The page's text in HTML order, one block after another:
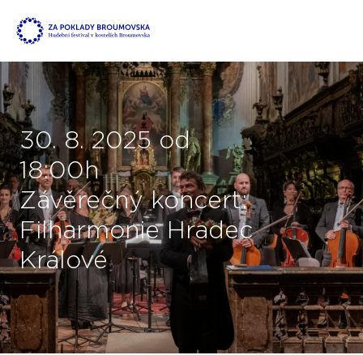
30. 8. 2025 od
18:00h
Závěrečný koncert:
Filharmonie Hradec
Králové